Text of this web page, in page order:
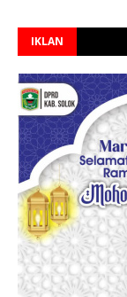
IKLAN